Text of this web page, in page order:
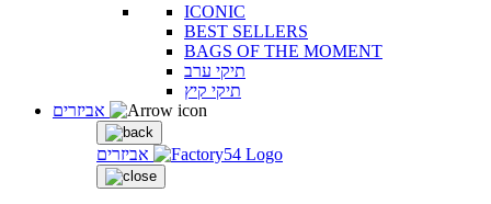
ICONIC
BEST SELLERS
BAGS OF THE MOMENT
תיקי ערב
תיקי קיץ
אביזרים